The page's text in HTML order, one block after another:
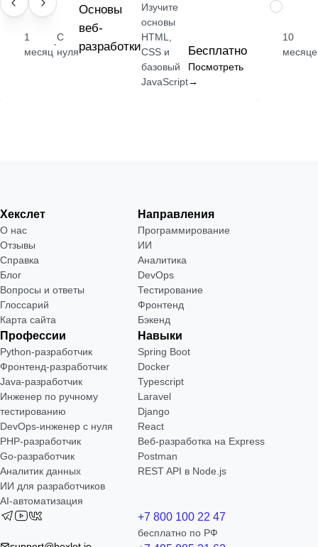
НАВЫК
1
месяц
·
С
нуля
Основы
веб-
разработки
Изучите
основы
HTML,
CSS и
базовый
JavaScript
Бесплатно
Посмотреть
→
10
Хекслет
О нас
Отзывы
Справка
Блог
Вопросы и ответы
Глоссарий
Карта сайта
Направления
Программирование
ИИ
Аналитика
DevOps
Тестирование
Фронтенд
Бэкенд
Профессии
Python-разработчик
Фронтенд-разработчик
Java-разработчик
Инженер по ручному
тестированию
DevOps-инженер с нуля
РНР-разработчик
Go-разработчик
Аналитик данных
ИИ для разработчиков
AI-автоматизация
Навыки
Spring Boot
Docker
Typescript
Laravel
Django
React
Веб-разработка на Express
Postman
REST API в Node.js
+7 800 100 22 47
бесплатно по РФ